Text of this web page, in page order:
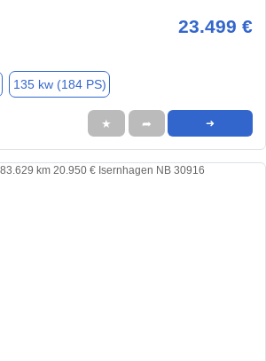
23.499 €
135 kw (184 PS)
★ ➦ ➜